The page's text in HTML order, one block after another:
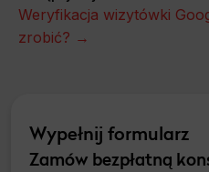
Wypełnij formularz
Zamów bezpłatną
Weryfikacja wizytówki
zrobić? →